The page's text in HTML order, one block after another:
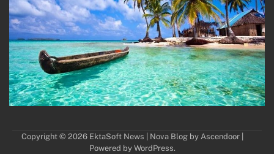
Copyright © 2026 EktaSoft News | Nova Blog by Ascendoor|
Powered by WordPress.